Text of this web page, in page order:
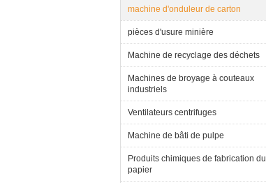
machine d'onduleur de carton
pièces d'usure minière
Machine de recyclage des déchets
Machines de broyage à couteaux
industriels
Ventilateurs centrifuges
Machine de bâti de pulpe
Produits chimiques de fabrication du
papier